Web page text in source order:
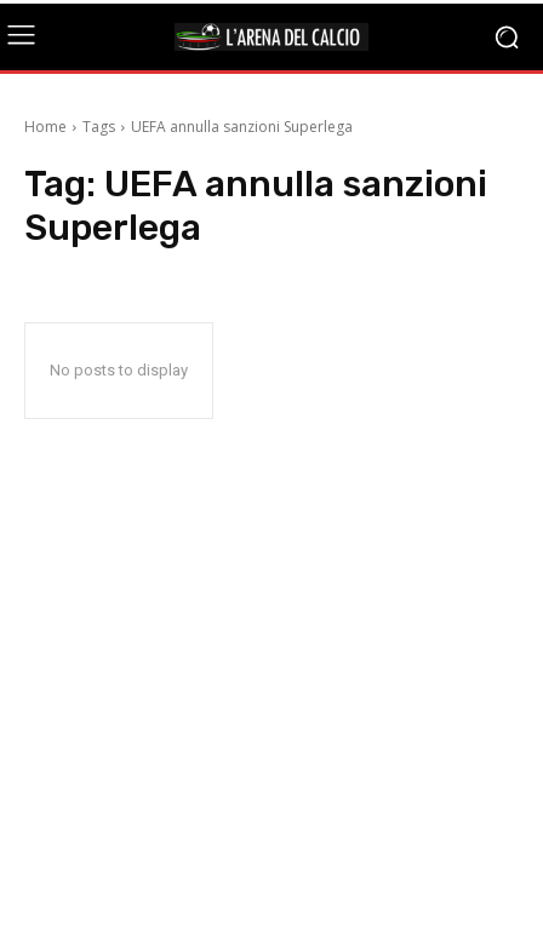
Home Tags UEFA annulla sanzioni Superlega
Tag: UEFA annulla sanzioni
Superlega
No posts to display